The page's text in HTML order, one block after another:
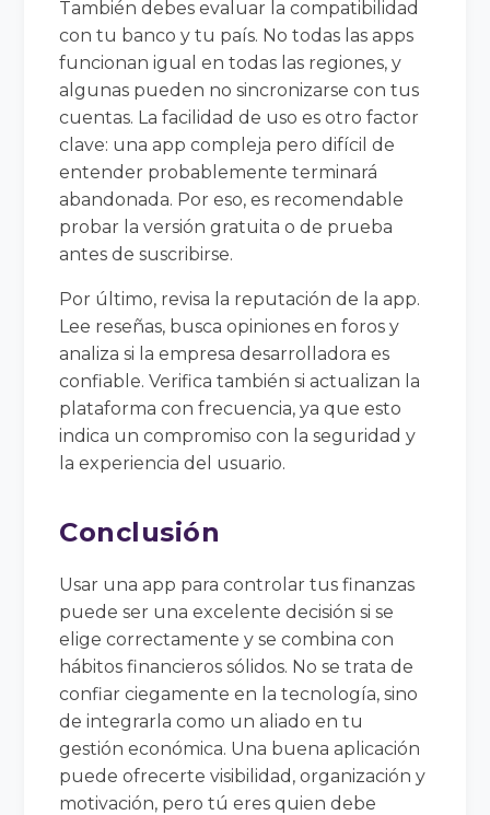
También debes evaluar la compatibilidad
con tu banco y tu país. No todas las apps
funcionan igual en todas las regiones, y
algunas pueden no sincronizarse con tus
cuentas. La facilidad de uso es otro factor
clave: una app compleja pero difícil de
entender probablemente terminará
abandonada. Por eso, es recomendable
probar la versión gratuita o de prueba
antes de suscribirse.
Por último, revisa la reputación de la app.
Lee reseñas, busca opiniones en foros y
analiza si la empresa desarrolladora es
confiable. Verifica también si actualizan la
plataforma con frecuencia, ya que esto
indica un compromiso con la seguridad y
la experiencia del usuario.
Conclusión
Usar una app para controlar tus finanzas
puede ser una excelente decisión si se
elige correctamente y se combina con
hábitos financieros sólidos. No se trata de
confiar ciegamente en la tecnología, sino
de integrarla como un aliado en tu
gestión económica. Una buena aplicación
puede ofrecerte visibilidad, organización y
motivación, pero tú eres quien debe